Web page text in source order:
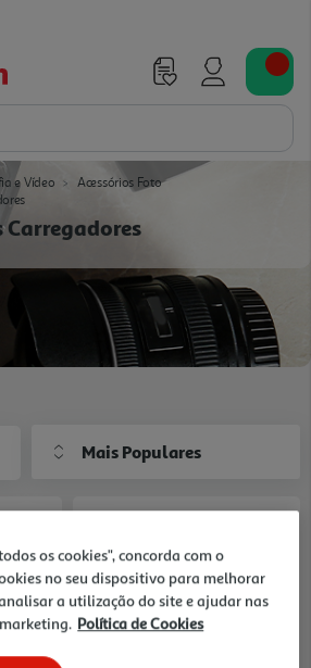
e Vídeo
Acessórios Foto
Mais Populares
os cookies", concorda com o
no seu dispositivo para melhorar
a utilização do site e ajudar nas
Política de Cookies